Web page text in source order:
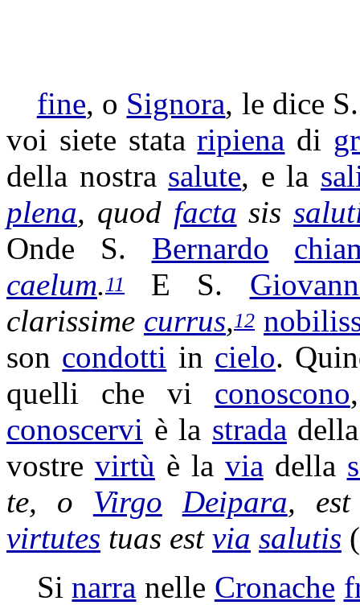
fine, o Signora, le dice
voi siete stataripiena di
della nostra salute, e la
plena, quod facta sis
Onde S. Bernardo
caelum. 11 E S.
clarissime currus,12
son condotti in cielo.
quelli che vi conoscono
conoscervi è la strada
vostre virtù è la via della
te, o Virgo Deipara,
virtutes tuas est via salutis
Sinarra nelle Cronache